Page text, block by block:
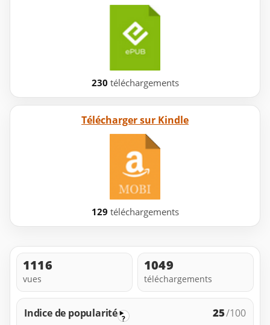
230 téléchargements
Télécharger sur Kindle
129 téléchargements
1116
vues
1049
téléchargements
Indice de popularité ? 25/100